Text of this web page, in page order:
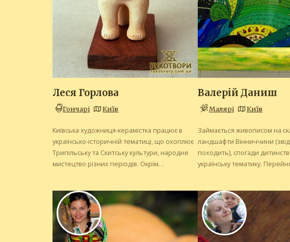
Леся Горлова
Гончарі Київ
Київська художниця-керамістка працює в
українсько-історичній тематиці, що охоплює
Трипільську та Скитську культури, народне
мистецтво різних періодів. Окрім
Валерій Даниш
Малярі Київ
Займається живописом на
ландшафти Вінниччини
походить), спогади
українську тематику.
олійні фарби, туш...